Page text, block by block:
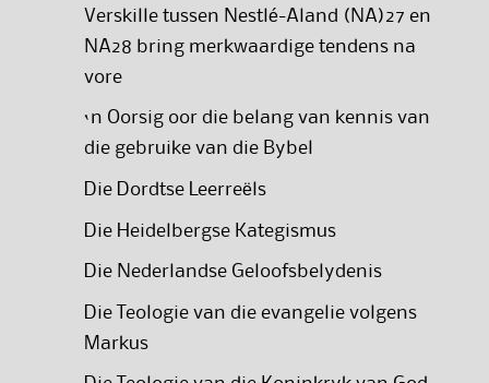
Verskille tussen Nestlé-Aland (NA)27 en
NA28 bring merkwaardige tendens na
vore
‘n Oorsig oor die belang van kennis van
die gebruike van die Bybel
Die Dordtse Leerreëls
Die Heidelbergse Kategismus
Die Nederlandse Geloofsbelydenis
Die Teologie van die evangelie volgens
Markus